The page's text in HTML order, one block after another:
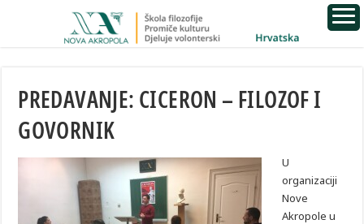
PREDAVANJE: CICERON – FILOZOF I
GOVORNIK
U
organizaciji
Nove
Akropole u